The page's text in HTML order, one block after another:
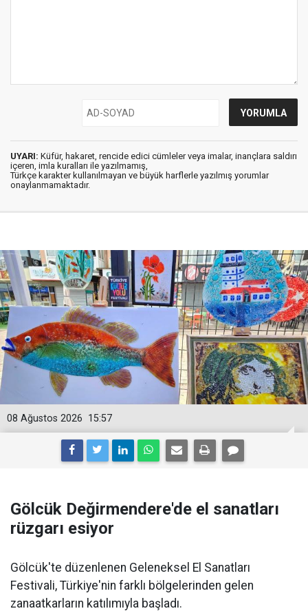
UYARI: Küfür, hakaret, rencide edici cümleler veya imalar, inançlara saldırı
içeren, imla kuralları ile yazılmamış,
Türkçe karakter kullanılmayan ve büyük harflerle yazılmış yorumlar
onaylanmamaktadır.
15:57
08 Ağustos 2026
Gölcük Değirmendere'de el sanatları
rüzgarı esiyor
Gölcük'te düzenlenen Geleneksel El Sanatları
Festivali, Türkiye'nin farklı bölgelerinden gelen
zanaatkarların katılımıyla başladı.